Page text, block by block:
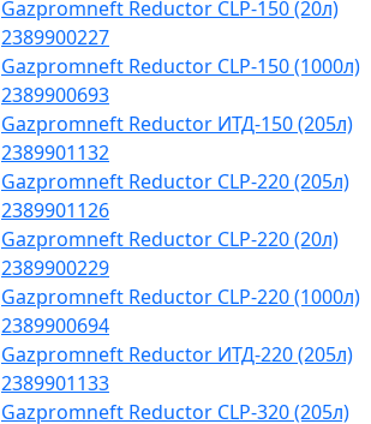
Gazpromneft Reductor CLP-150 (20л)
2389900227
Gazpromneft Reductor CLP-150 (1000л)
2389900693
Gazpromneft Reductor ИТД-150 (205л)
2389901132
Gazpromneft Reductor CLP-220 (205л)
2389901126
Gazpromneft Reductor CLP-220 (20л)
2389900229
Gazpromneft Reductor CLP-220 (1000л)
2389900694
Gazpromneft Reductor ИТД-220 (205л)
2389901133
Gazpromneft Reductor CLP-320 (205л)